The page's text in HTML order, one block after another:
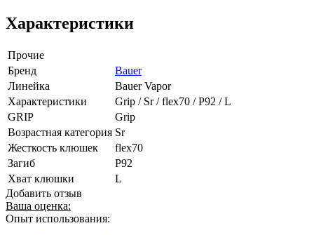
Характеристики
Прочие
Бренд
Bauer
Линейка
Bauer Vapor
Характеристики
Grip / Sr / flex70 / P92 / L
GRIP
Grip
Возрастная категория Sr
Жесткость клюшек
flex70
Загиб
P92
Хват клюшки
L
Добавить отзыв
Ваша оценка:
Опыт использования: